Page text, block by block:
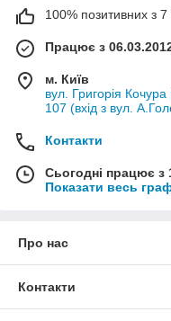
100% позитивних з 7
Працює з
м. Київ
вул. Григорія
107 (вхід з вул.
Контакти
Сьогодні працює з
Показати весь
Про нас
Контакти